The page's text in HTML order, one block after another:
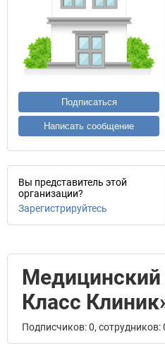
Подписаться
Написать сообщение
Вы представитель этой
организации?
Зарегистрируйтесь
Медицинский
Класс
Подписчиков: 0, сотрудников: